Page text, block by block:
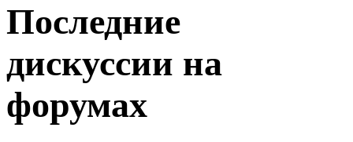
Последние
дискуссии на
форумах